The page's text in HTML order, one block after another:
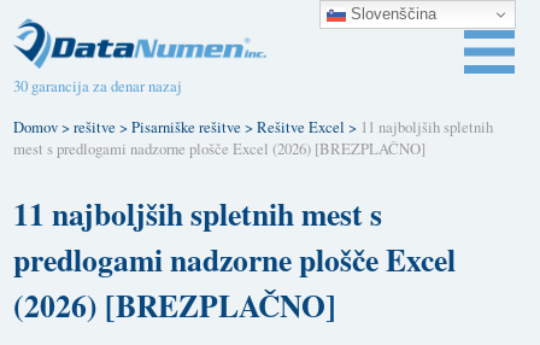
30 garancija za denar nazaj
Domov>rešitve >Pisarniške rešitve >Rešitve Excel > 11 najboljših spletnih
mest s predlogami nadzorne plošče Excel (2026) [BREZPLAČNO]
11 najboljših spletnih mest s
predlogami nadzorne plošče Excel
(2026) [BREZPLAČNO]
Slovenščina